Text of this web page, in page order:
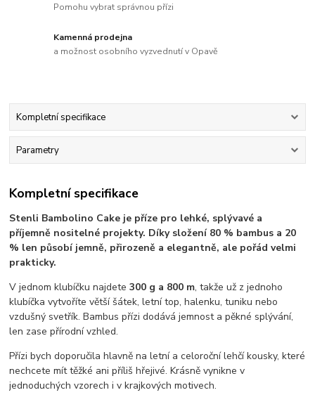
Pomohu vybrat správnou přízi
Kamenná prodejna
a možnost osobního vyzvednutí v Opavě
Kompletní specifikace
Parametry
Kompletní specifikace
Stenli Bambolino Cake je příze pro lehké, splývavé a
příjemně nositelné projekty. Díky složení 80 % bambus a 20
% len působí jemně, přirozeně a elegantně, ale pořád velmi
prakticky.
V jednom klubíčku najdete300 g a 800 m, takže už z jednoho
klubíčka vytvoříte větší šátek, letní top, halenku, tuniku nebo
vzdušný svetřík. Bambus přízi dodává jemnost a pěkné splývání,
len zase přírodní vzhled.
Přízi bych doporučila hlavně na letní a celoroční lehčí kousky, které
nechcete mít těžké ani příliš hřejivé. Krásně vynikne v
jednoduchých vzorech i v krajkových motivech.